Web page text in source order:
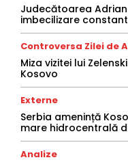
Judecătoarea
imbecilizare
Controversa Zilei de
Miza vizitei lui
Kosovo
Externe
Serbia amenință
mare hidrocentrală
Analize